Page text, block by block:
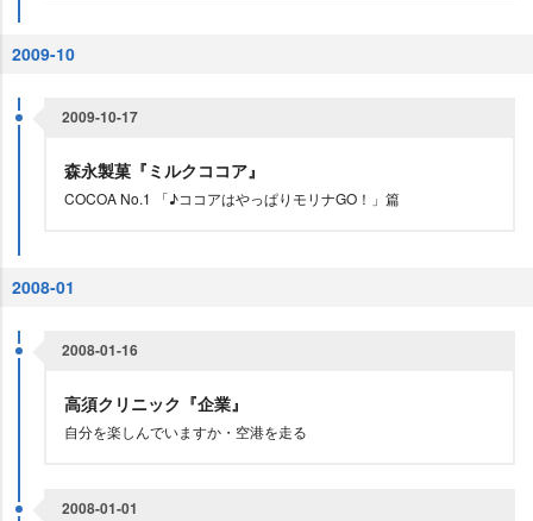
2009-10
2009-10-17
森永製菓『ミルクココア』
COCOA No.1 「♪ココアはやっぱりモリナGO！」篇
2008-01
2008-01-16
高須クリニック『企業』
自分を楽しんでいますか・空港を走る
2008-01-01